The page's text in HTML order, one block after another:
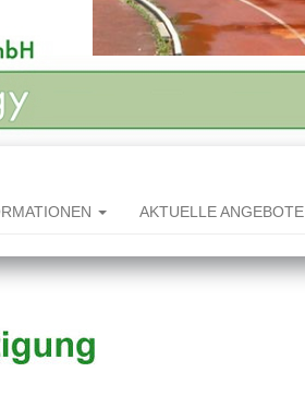
AKTUELLE ANGEBOTE